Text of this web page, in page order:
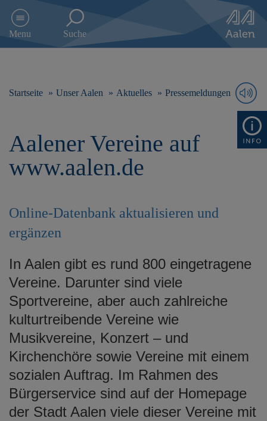
e
h
Menu Suche
Startseite Unser Aalen Aktuelles Pressemeldungen
Aalener Vereine auf
www.aalen.de
Online-Datenbank aktualisieren und
ergänzen
In Aalen gibt es rund 800 eingetragene
Vereine. Darunter sind viele
Sportvereine, aber auch zahlreiche
kulturtreibende Vereine wie
Musikvereine, Konzert – und
Kirchenchöre sowie Vereine mit einem
sozialen Auftrag. Im Rahmen des
Bürgerservice sind auf der Homepage
der Stadt Aalen viele dieser Vereine mit